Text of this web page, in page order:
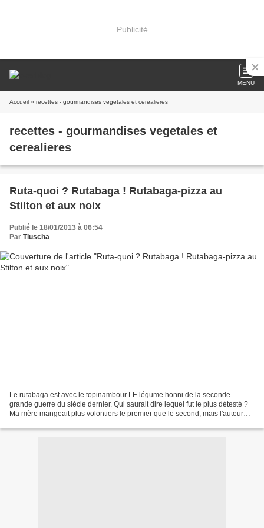
Publicité
MENU
Accueil » recettes - gourmandises vegetales et cerealieres
recettes - gourmandises vegetales et
cerealieres
Ruta-quoi ? Rutabaga ! Rutabaga-pizza au
Stilton et aux noix
Publié le 18/01/2013 à 06:54
Par Tiuscha
Le rutabaga est avec le topinambour LE légume honni de la seconde
grande guerre du siècle dernier. Qui saurait dire lequel fut le plus détesté ?
Ma mère mangeait plus volontiers le premier que le second, mais l'auteur